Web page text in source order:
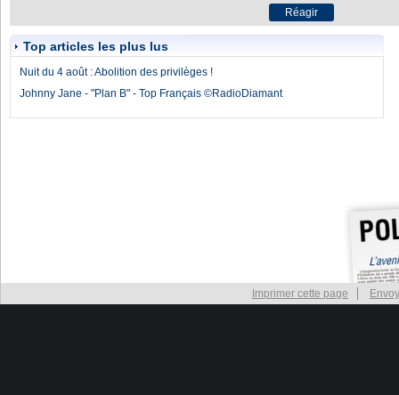
Top articles les plus lus
Nuit du 4 août : Abolition des privilèges !
Johnny Jane - "Plan B" - Top Français ©RadioDiamant
Imprimer cette page